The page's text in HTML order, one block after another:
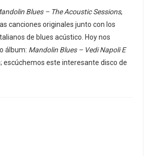
Blues – The Acoustic Sessions,
canciones originales junto con los
de blues acústico. Hoy nos
álbum: Mandolin Blues – Vedi Napoli E
escúchemos este interesante disco de